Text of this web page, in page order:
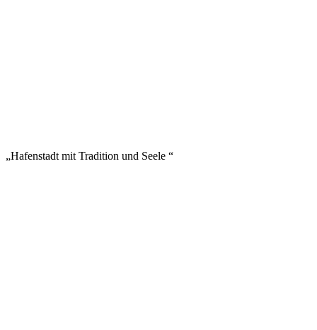
„Hafenstadt mit Tradition und Seele “